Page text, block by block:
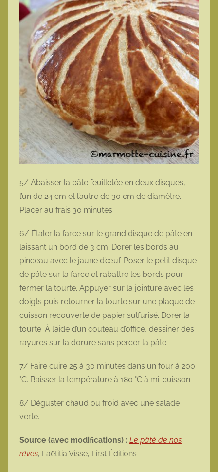
5/ Abaisser la pâte feuilletée en deux disques,
l’un de 24 cm et l’autre de 30 cm de diamètre.
Placer au frais 30 minutes.
6/ Étaler la farce sur le grand disque de pâte en
laissant un bord de 3 cm. Dorer les bords au
pinceau avec le jaune d’œuf. Poser le petit disque
de pâte sur la farce et rabattre les bords pour
fermer la tourte. Appuyer sur la jointure avec les
doigts puis retourner la tourte sur une plaque de
cuisson recouverte de papier sulfurisé. Dorer la
tourte. À l’aide d’un couteau d’office, dessiner des
rayures sur la dorure sans percer la pâte.
7/ Faire cuire 25 à 30 minutes dans un four à 200
°C. Baisser la température à 180 °C à mi-cuisson.
8/ Déguster chaud ou froid avec une salade
verte.
Source (avec modifications) : Le pâté de nos
rêves, Laëtitia Visse, First Éditions